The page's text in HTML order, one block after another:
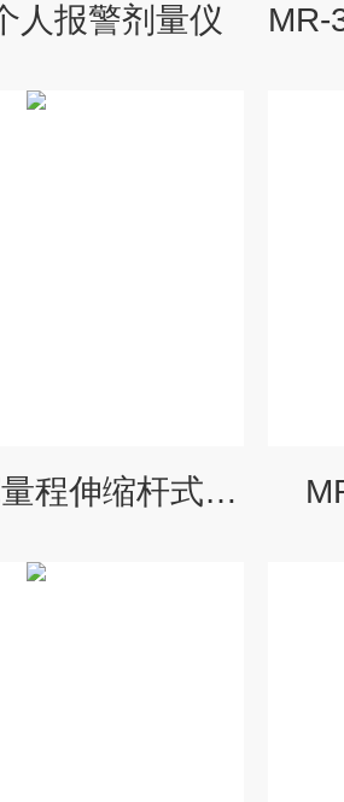
人报警剂量仪
MR-3178宽量程伸缩杆式X、γ剂量率仪